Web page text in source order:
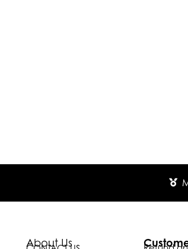
About Us